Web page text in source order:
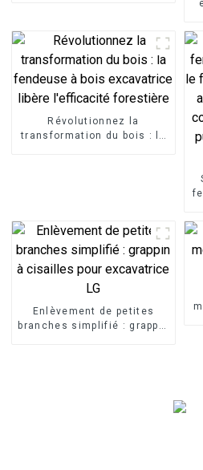
Révolutionnez la
transformation du bois : la
Enlèvement de petites
branches simplifié : grappin